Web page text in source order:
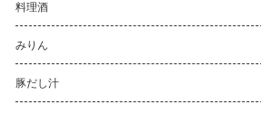
料理酒
みりん
豚だし汁